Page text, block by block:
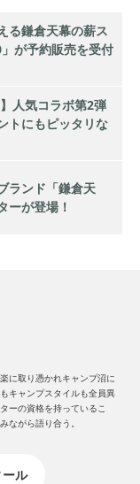
る鎌倉天幕の薪ス
が予約販売を受付
人気コラボ第2弾
トにもピッタリな
ランド「鎌倉天
ーが登場！
に取り憑かれキャンプ沼に
キャンプスタイルも全員異
ーの資格を持っているこ
ながら語り合う。
ル